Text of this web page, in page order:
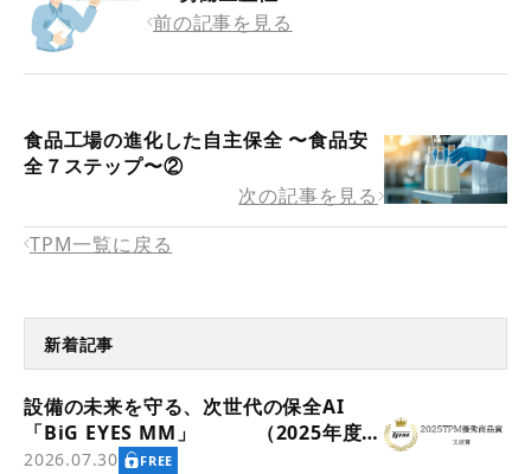
前の記事を見る
食品工場の進化した自主保全 〜食品安
全７ステップ〜②
次の記事を見る
TPM一覧に戻る
新着記事
設備の未来を守る、次世代の保全AI
「BiG EYES MM」 （2025年度
TPM優秀商品賞 実効賞受賞）
2026.07.30 FREE